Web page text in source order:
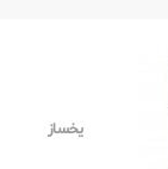
یخساز